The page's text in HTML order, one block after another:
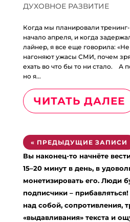
ДУХОВНОЕ РАЗВИТИЕ
Когда мы планировали
начало апреля, и когда
лайнер, я все еще говорила: «Не
нагоняют ужасы СМИ, почем
ехать во что бы то ни стало.⠀ А
но я...
ЧИТАТЬ ДАЛЕЕ
« ПРЕДЫДУЩИЕ ЗАПИСИ
Вы наконец-то начнёте
15–20 минут в день, в
монетизировать его. Люди
подписчики –
над собой, сопротивления,
«выдавливания» текста и